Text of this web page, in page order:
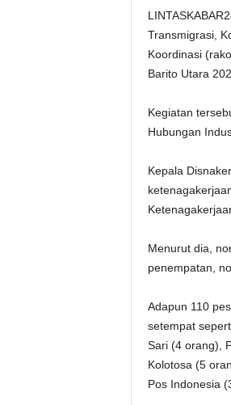
Transmigrasi,
Koordinasi
Barito Utara
Kegiatan
Hubungan
Kepala
Menurut dia,
penempatan,
Adapun 110
setempat
Sari (4 orang),
Kolotosa (5
Pos Indonesia